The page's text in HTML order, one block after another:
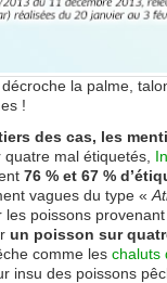
la palme,
!
des cas, les
quatre mal étiquetés,
76 % et 67 %
vagues du type «
les poissons
un poisson sur
comme les chaluts
insu des poissons